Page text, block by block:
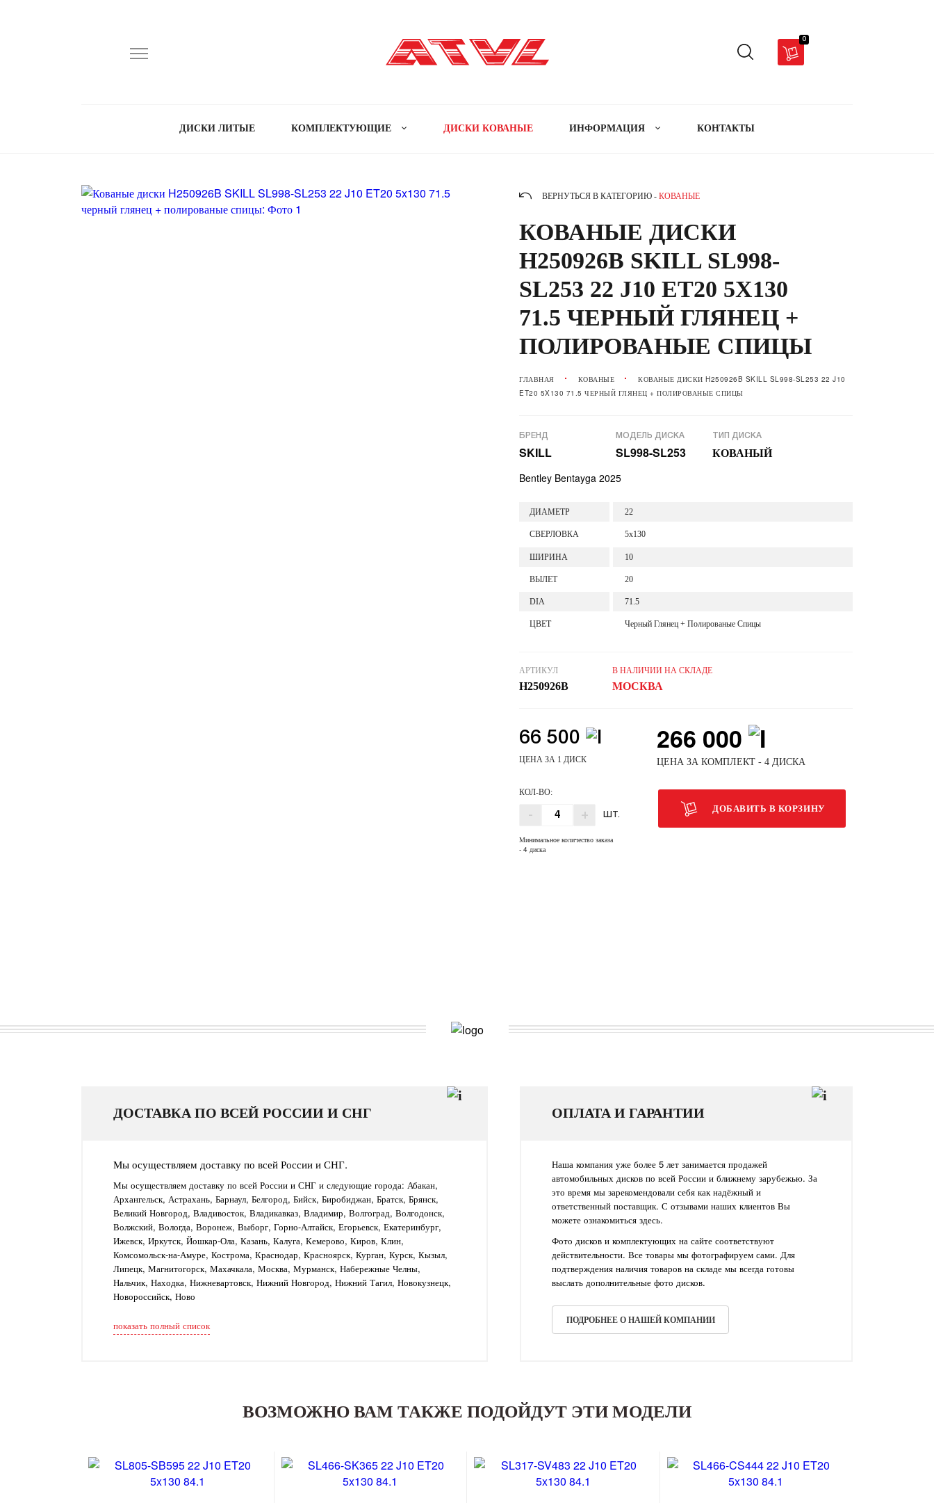
0
ДИСКИ ЛИТЫЕ КОМПЛЕКТУЮЩИЕ ДИСКИ КОВАНЫЕ ИНФОРМАЦИЯ КОНТАКТЫ
ВЕРНУТЬСЯ В КАТЕГОРИЮ - КОВАНЫЕ
КОВАНЫЕ ДИСКИ
H250926B SKILL SL998-
SL253 22 J10 ET20 5X130
71.5 ЧЕРНЫЙ ГЛЯНЕЦ +
ПОЛИРОВАНЫЕ СПИЦЫ
ГЛАВНАЯ КОВАНЫЕ
КОВАНЫЕ ДИСКИ H250926B SKILL SL998-SL253 22 J10
ET20 5X130 71.5 ЧЕРНЫЙ ГЛЯНЕЦ + ПОЛИРОВАНЫЕ СПИЦЫ
БРЕНД
SKILL
МОДЕЛЬ ДИСКА
SL998-SL253
ТИП ДИСКА
КОВАНЫЙ
Bentley Bentayga 2025
ДИАМЕТР 22
СВЕРЛОВКА 5x130
ШИРИНА 10
ВЫЛЕТ 20
DIA 71.5
ЦВЕТ Черный Глянец + Полированые Спицы
АРТИКУЛ
H250926B
В НАЛИЧИИ НА СКЛАДЕ
МОСКВА
66 500
ЦЕНА ЗА 1 ДИСК
266 000
ЦЕНА ЗА КОМПЛЕКТ - 4 ДИСКА
КОЛ-ВО:
- + ШТ.
Минимальное количество заказа
- 4 диска
ДОБАВИТЬ В КОРЗИНУ
ДОСТАВКА ПО ВСЕЙ РОССИИ И СНГ
Мы осуществляем доставку по всей России и СНГ.
Мы осуществляем доставку по всей России и СНГ и следующие города: Абакан,
Архангельск, Астрахань, Барнаул, Белгород, Бийск, Биробиджан, Братск, Брянск,
Великий Новгород, Владивосток, Владикавказ, Владимир, Волгоград, Волгодонск,
Волжский, Вологда, Воронеж, Выборг, Горно-Алтайск, Егорьевск, Екатеринбург,
Ижевск, Иркутск, Йошкар-Ола, Казань, Калуга, Кемерово, Киров, Клин,
Комсомольск-на-Амуре, Кострома, Краснодар, Красноярск, Курган, Курск, Кызыл,
Липецк, Магнитогорск, Махачкала, Москва, Мурманск, Набережные Челны,
Нальчик, Находка, Нижневартовск, Нижний Новгород, Нижний Тагил, Новокузнецк,
Новороссийск, Ново
показать полный список
ОПЛАТА И ГАРАНТИИ
Наша компания уже более 5 лет занимается продажей
автомобильных дисков по всей России и ближнему зарубежью. За
это время мы зарекомендовали себя как надёжный и
ответственный поставщик. С отзывами наших клиентов Вы
можете ознакомиться здесь.
Фото дисков и комплектующих на сайте соответствуют
действительности. Все товары мы фотографируем сами. Для
подтверждения наличия товаров на складе мы всегда готовы
выслать дополнительные фото дисков.
ПОДРОБНЕЕ О НАШЕЙ КОМПАНИИ
ВОЗМОЖНО ВАМ ТАКЖЕ ПОДОЙДУТ ЭТИ МОДЕЛИ